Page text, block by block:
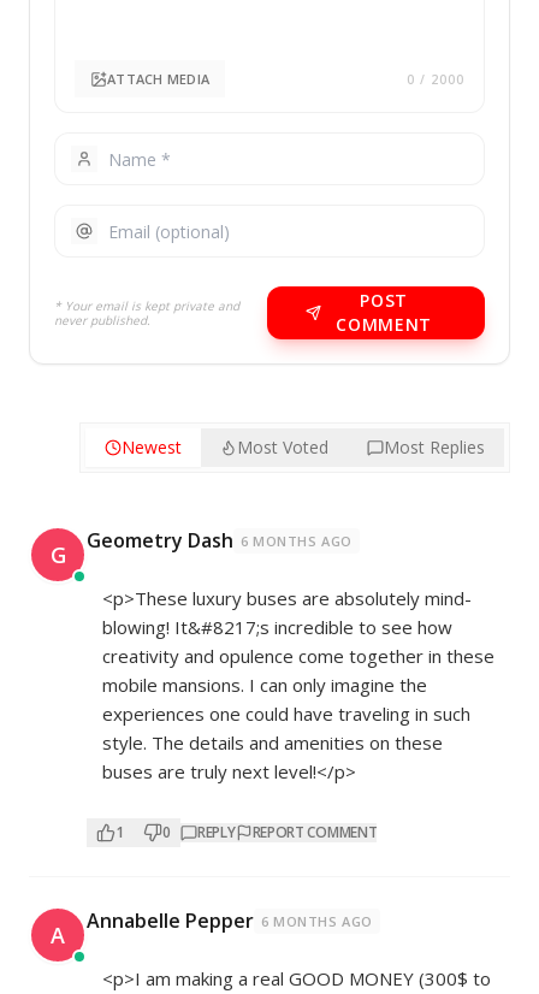
ATTACH MEDIA 0 / 2000
* Your email is kept private and
never published.
POST
COMMENT
Newest Most Voted Most Replies
G Geometry Dash 6 MONTHS AGO
<p>These luxury buses are absolutely mind-
blowing! It&#8217;s incredible to see how
creativity and opulence come together in these
mobile mansions. I can only imagine the
experiences one could have traveling in such
style. The details and amenities on these
buses are truly next level!</p>
1 0 REPLY REPORT COMMENT
A Annabelle Pepper 6 MONTHS AGO
<p>I am making a real GOOD MONEY (300$ to